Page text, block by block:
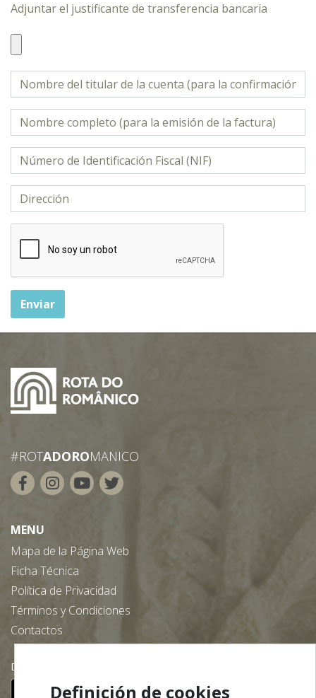
Adjuntar el justificante de transferencia bancaria
Enviar
#ROTADOROMANICO
MENU
Mapa de la Página Web
Ficha Técnica
Política de Privacidad
Términos y Condiciones
Contactos
Descargue nuestra App gratuita:
Definición de cookies